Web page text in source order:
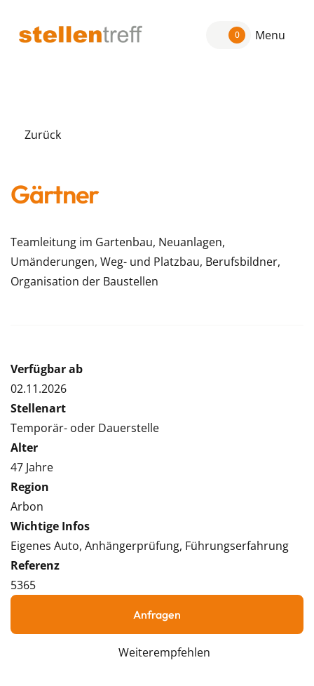
0 Menu
Zurück
Gärtner
Teamleitung im Gartenbau, Neuanlagen,
Umänderungen, Weg- und Platzbau, Berufsbildner,
Organisation der Baustellen
Verfügbar ab
02.11.2026
Stellenart
Temporär- oder Dauerstelle
Alter
47 Jahre
Region
Arbon
Wichtige Infos
Eigenes Auto, Anhängerprüfung, Führungserfahrung
Referenz
5365
Anfragen
Weiterempfehlen